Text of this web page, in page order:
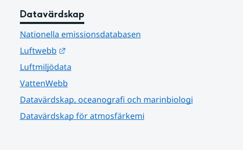
Datavärdskap
Nationella emissionsdatabasen
Luftwebb
Länk till annan webbplats.
Luftmiljödata
VattenWebb
Datavärdskap, oceanografi och marinbiologi
Datavärdskap för atmosfärkemi